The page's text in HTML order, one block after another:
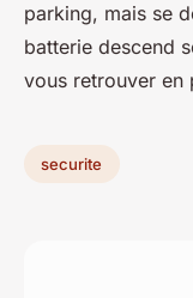
parking, mais se
batterie descend
vous retrouver en
securite